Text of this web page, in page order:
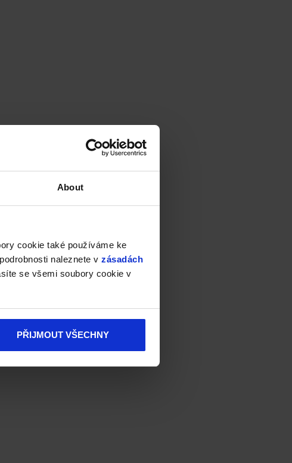
About
cookie také používáme ke
naleznete v zásadách
se všemi soubory cookie v
PŘIJMOUT VŠECHNY